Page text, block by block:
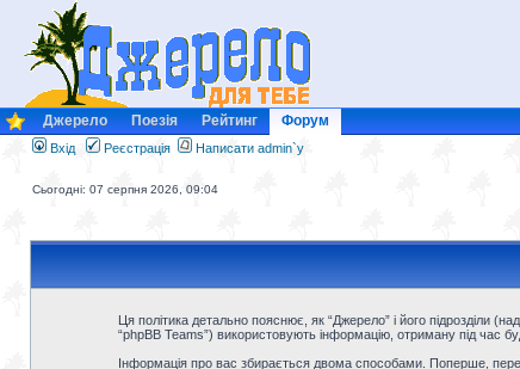
Джерело Поезія Рейтинг Форум
Вхід Реєстрація Написати admin`у
Сьогодні: 07 серпня 2026, 09:04
Ця політика детально пояснює, як “Джерело” і його підрозділи
“phpBB Teams”) використовують інформацію, отриману під час
Інформація про вас збирається двома способами. Поперше,